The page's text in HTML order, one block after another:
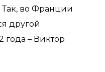
во Франции
другой
года – Виктор